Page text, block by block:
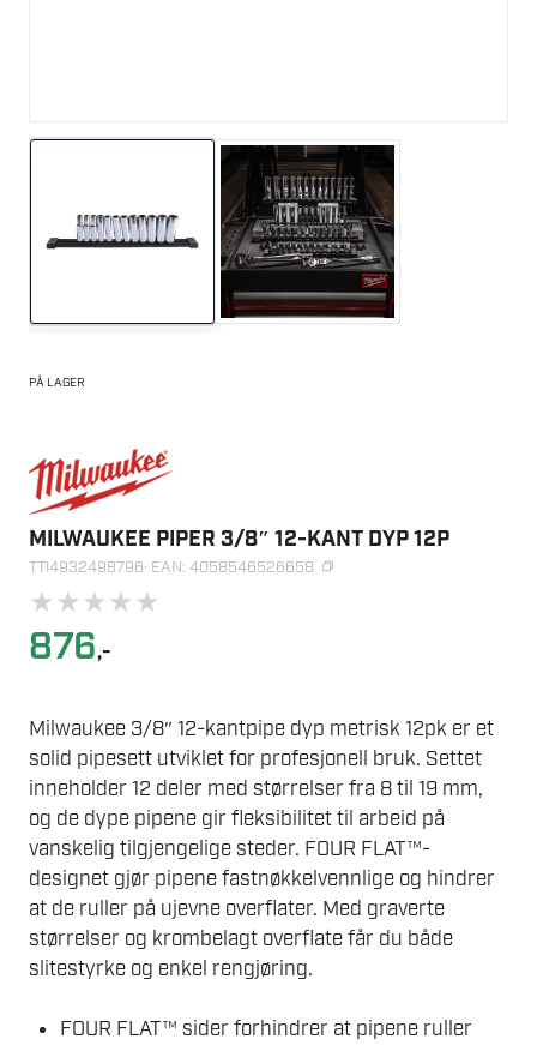
PÅ LAGER
MILWAUKEE PIPER 3/8″ 12-KANT DYP 12P
TTI4932498796· EAN: 4058546526658
★★★★★
876,-
Milwaukee 3/8″ 12-kantpipe dyp metrisk 12pk er et
solid pipesett utviklet for profesjonell bruk. Settet
inneholder 12 deler med størrelser fra 8 til 19 mm,
og de dype pipene gir fleksibilitet til arbeid på
vanskelig tilgjengelige steder. FOUR FLAT™-
designet gjør pipene fastnøkkelvennlige og hindrer
at de ruller på ujevne overflater. Med graverte
størrelser og krombelagt overflate får du både
slitestyrke og enkel rengjøring.
FOUR FLAT™ sider forhindrer at pipene ruller